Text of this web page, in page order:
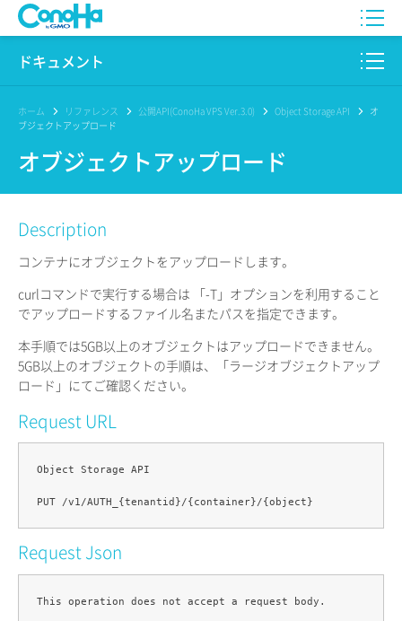
WING
Pencil
サービス一覧
サポート
ログイン
ドキュメント
このサイトについて
プロダクト
リファレンス
リリースノート
ホーム リファレンス 公開API(ConoHa VPS Ver.3.0) Object Storage API
オ
ブジェクトアップロード
オブジェクトアップロード
Description
コンテナにオブジェクトをアップロードします。
curlコマンドで実行する場合は 「-T」オプションを利用すること
でアップロードするファイル名またパスを指定できます。
本手順では5GB以上のオブジェクトはアップロードできません。
5GB以上のオブジェクトの手順は、「ラージオブジェクトアップ
ロード」にてご確認ください。
Request URL
Object Storage API
Request Json